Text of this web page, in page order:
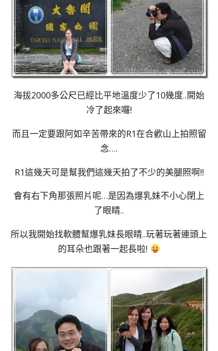
海拔2000多公尺已經比平地溫度少了10幾度..開始
冷了起來囉!
而且一定要跟阿如辛苦帶來的R1在合歡山上拍照留
念….
R1這幾天可是幫我們這幾天拍了不少的美腿照啊!!
會有右下角那張照片呢…是因為爆乳妹不小心閉上
了眼睛..
所以我開始找軟體幫爆乳妹長眼睛..玩著玩著連頭上
的耳朵也跟著一起長啦!